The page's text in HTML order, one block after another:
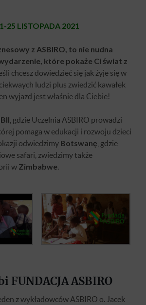
25 LISTOPADA 2021
z ASBIRO, to nie nudna
które pokaże Ci świat z
chcesz dowiedzieć się jak żyje się w
ludzi plus zwiedzić kawałek
wyjazd jest właśnie dla Ciebie!
, gdzie Uczelnia ASBIRO prowadzi
pomaga w edukacji i rozwoju dzieci
odwiedzimy Botswanę , gdzie
safari, zwiedzimy także
w Zimbabwe.
FUNDACJA ASBIRO
z wykładowców ASBIRO o. Jacek